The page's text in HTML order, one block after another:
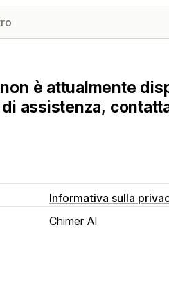
è attualmente
assistenza,
Informativa sulla
Chimer AI